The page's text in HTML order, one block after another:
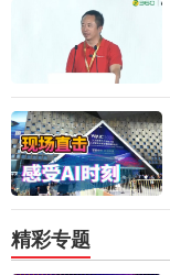
精彩专题